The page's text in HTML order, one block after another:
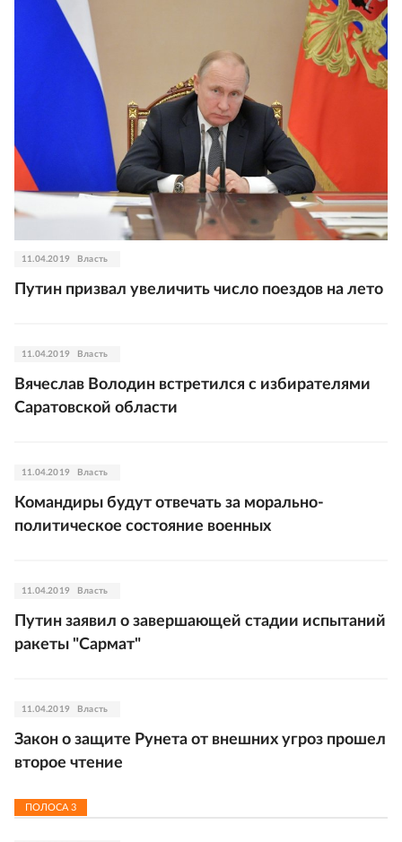
11.04.2019 Власть
Путин призвал увеличить число поездов на лето
11.04.2019 Власть
Вячеслав Володин встретился с избирателями
Саратовской области
11.04.2019 Власть
Командиры будут отвечать за морально-
политическое состояние военных
11.04.2019 Власть
Путин заявил о завершающей стадии испытаний
ракеты "Сармат"
11.04.2019 Власть
Закон о защите Рунета от внешних угроз прошел
второе чтение
ПОЛОСА 3